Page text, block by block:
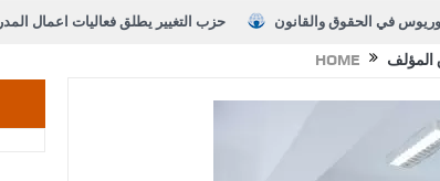
حزب التغيير يطلق فعاليات اعمال في الحقوق والقانون
بيان اجتماع عمّان:دعم الوصاية الهاشمية التاريخية على المقدسات
النواب يقر مشروع تعديل على شراكة فاعلة مع الإعلام
السلاح
HOME المؤلف